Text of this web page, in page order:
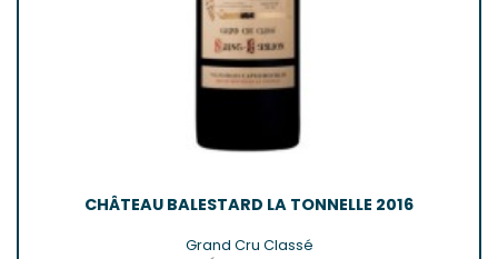
CHÂTEAU BALESTARD LA TONNELLE 2016
Grand Cru Classé